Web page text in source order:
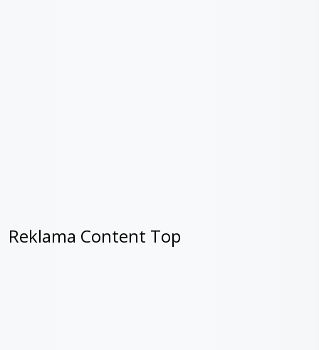
Reklama Content Top